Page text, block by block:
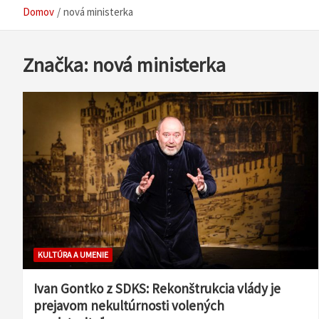
Domov nová ministerka
Značka: nová ministerka
KULTÚRA A UMENIE
Ivan Gontko z SDKS: Rekonštrukcia vlády je
prejavom nekultúrnosti volených